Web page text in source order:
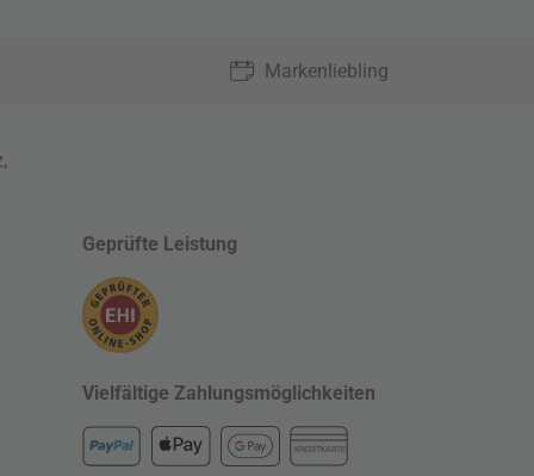
Markenliebling
,
Geprüfte Leistung
Vielfältige Zahlungsmöglichkeiten
KREDITKARTE